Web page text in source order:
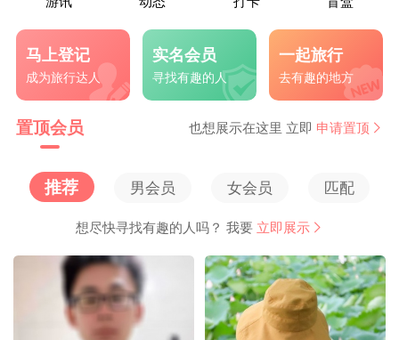
马上登记
成为旅行达人
实名会员
寻找有趣的人
一起旅行
去有趣的地方
置顶会员 也想展示在这里 立即 申请置顶 
推荐 男会员 女会员 匹配
想尽快寻找有趣的人吗？ 我要 立即展示 